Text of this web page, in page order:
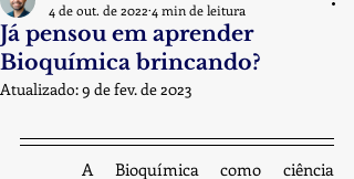
Já pensou em aprender
Bioquímica brincando?
4 de out. de 2022 4 min de leitura
Atualizado:9 de fev. de 2023